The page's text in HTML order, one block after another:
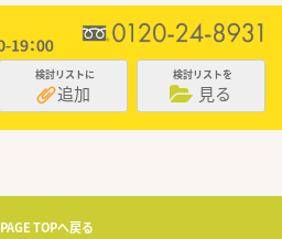
検討リストに
追加
検討リストを
見る
PAGE TOPへ戻る